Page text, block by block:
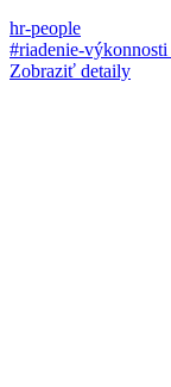
hr-people
#riadenie-výkonnosti
Zobraziť detaily